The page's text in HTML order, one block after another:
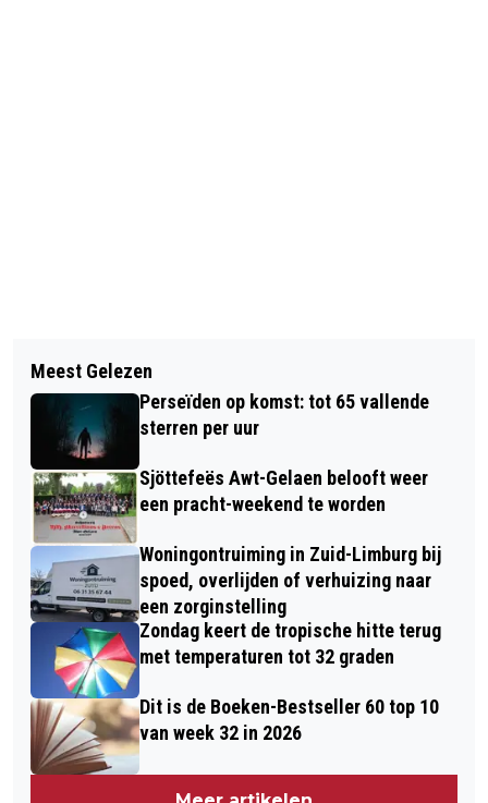
BENOEMING GEMEENTELIJK
LIJKSCHOUWER
BENT OF KENT U EEN STARTENDE
ONDERNEMER?
Meest Gelezen
Perseïden op komst: tot 65 vallende
sterren per uur
Sjöttefeës Awt-Gelaen belooft weer
een pracht-weekend te worden
Woningontruiming in Zuid-Limburg bij
spoed, overlijden of verhuizing naar
een zorginstelling
Zondag keert de tropische hitte terug
met temperaturen tot 32 graden
Dit is de Boeken-Bestseller 60 top 10
van week 32 in 2026